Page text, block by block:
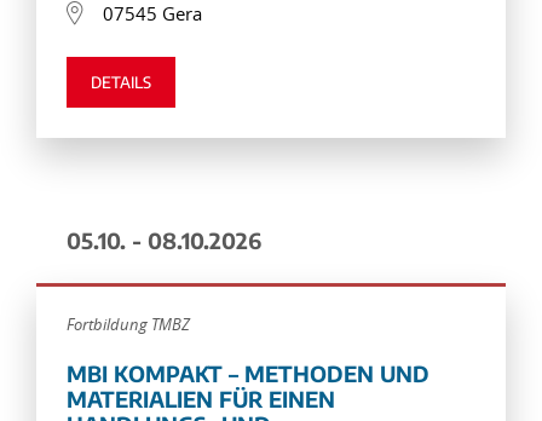
07545 Gera
DETAILS
05.10. - 08.10.2026
Fortbildung TMBZ
MBI KOMPAKT – METHODEN UND
MATERIALIEN FÜR EINEN